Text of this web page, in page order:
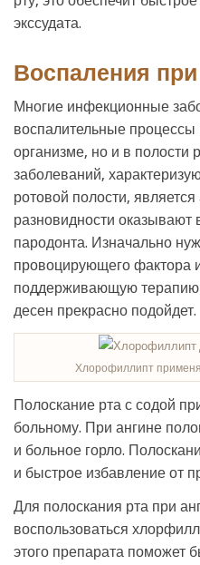
экссудата.
Воспаления
Многие инфекционные
воспалительные процессы
организме, но и в полости
заболеваний,
ротовой полости,
разновидности оказывают
пародонта. Изначально
провоцирующего фактора
поддерживающую терапию
десен прекрасно подойдет.
Хлорофиллипт
Полоскание рта с содой
больному. При ангине
и больное горло.
и быстрое избавление от
Для полоскания рта при
воспользоваться
этого препарата поможет